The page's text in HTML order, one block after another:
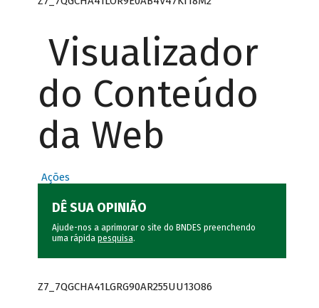
Visualizador
do Conteúdo
da Web
Ações
DÊ SUA OPINIÃO
Ajude-nos a aprimorar o site do BNDES preenchendo
uma rápida pesquisa.
Z7_7QGCHA41LGRG90AR255UU13O86